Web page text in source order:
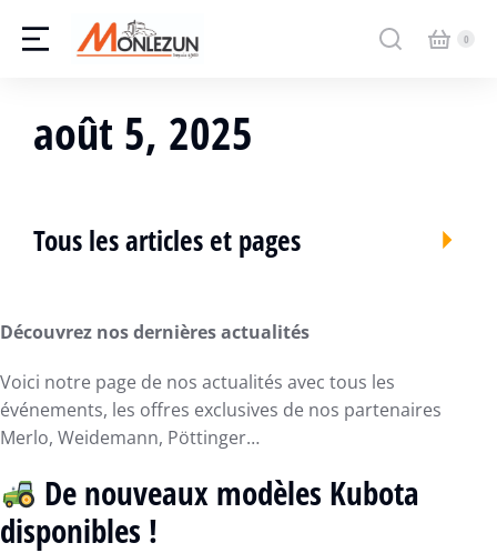
août 5, 2025
Tous les articles et pages
Découvrez nos dernières actualités
Voici notre page de nos actualités avec tous les
événements, les offres exclusives de nos partenaires
Merlo, Weidemann, Pöttinger…
De nouveaux modèles Kubota
disponibles !